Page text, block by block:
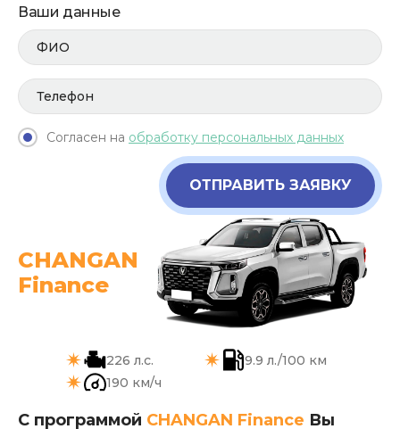
Ваши данные
Согласен на обработку персональных данных
ОТПРАВИТЬ ЗАЯВКУ
CHANGAN
Finance
226 л.с.
9.9 л./100 км
190 км/ч
С программой CHANGAN Finance Вы